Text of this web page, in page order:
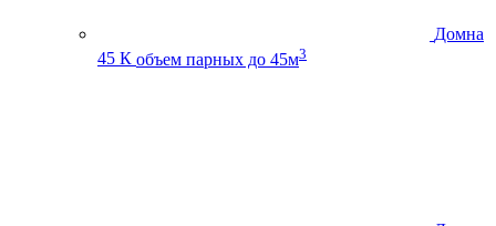
Домна
45 К объем парных до 45м3